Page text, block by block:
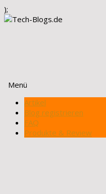
);
Menü
Zum
Inhalt
springen
Artikel
Blog registrieren
FAQ
Produkte & Review